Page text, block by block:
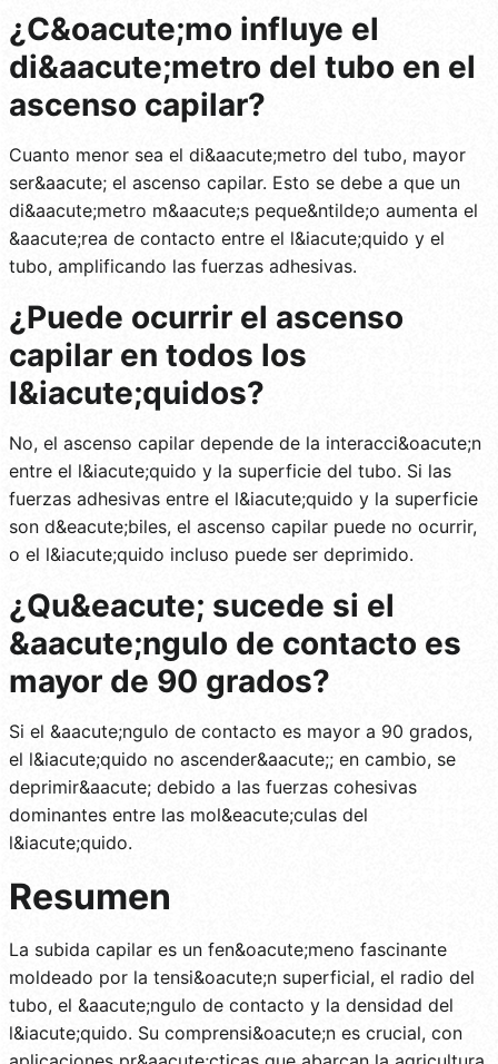
¿C&oacute;mo influye el
di&aacute;metro del tubo en el
ascenso capilar?
Cuanto menor sea el di&aacute;metro del tubo, mayor
ser&aacute; el ascenso capilar. Esto se debe a que un
di&aacute;metro m&aacute;s peque&ntilde;o aumenta el
&aacute;rea de contacto entre el l&iacute;quido y el
tubo, amplificando las fuerzas adhesivas.
¿Puede ocurrir el ascenso
capilar en todos los
l&iacute;quidos?
No, el ascenso capilar depende de la interacci&oacute;n
entre el l&iacute;quido y la superficie del tubo. Si las
fuerzas adhesivas entre el l&iacute;quido y la superficie
son d&eacute;biles, el ascenso capilar puede no ocurrir,
o el l&iacute;quido incluso puede ser deprimido.
¿Qu&eacute; sucede si el
&aacute;ngulo de contacto es
mayor de 90 grados?
Si el &aacute;ngulo de contacto es mayor a 90 grados,
el l&iacute;quido no ascender&aacute;; en cambio, se
deprimir&aacute; debido a las fuerzas cohesivas
dominantes entre las mol&eacute;culas del
l&iacute;quido.
Resumen
La subida capilar es un fen&oacute;meno fascinante
moldeado por la tensi&oacute;n superficial, el radio del
tubo, el &aacute;ngulo de contacto y la densidad del
l&iacute;quido. Su comprensi&oacute;n es crucial, con